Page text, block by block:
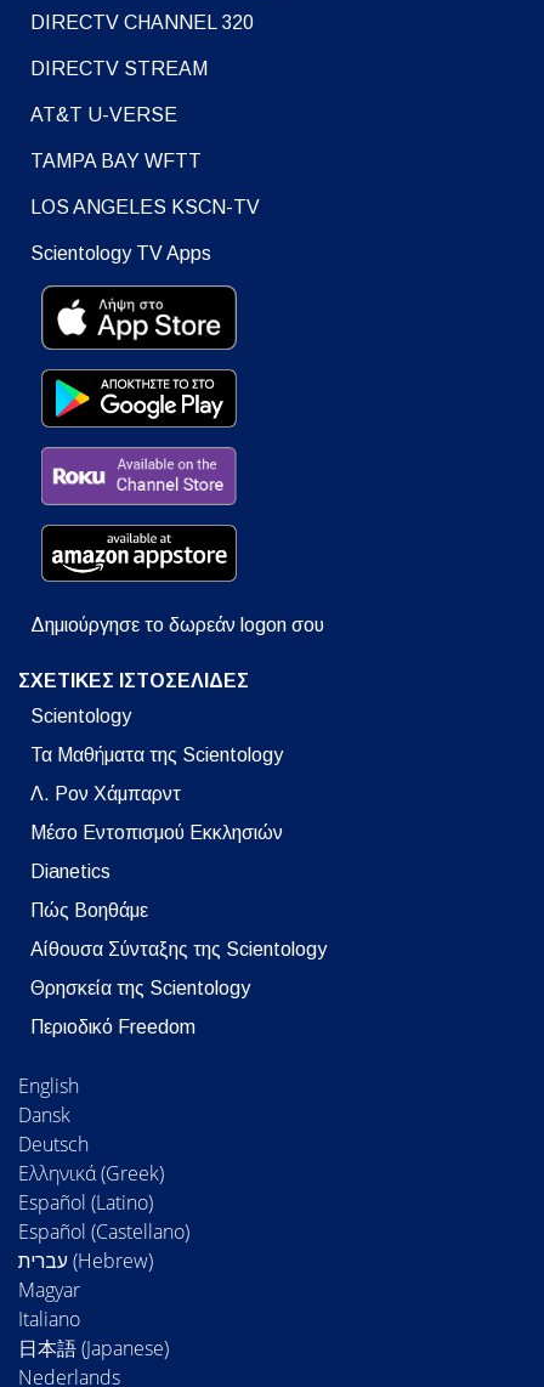
DIRECTV CHANNEL 320
DIRECTV STREAM
AT&T U-VERSE
TAMPA BAY WFTT
LOS ANGELES KSCN-TV
Scientology TV Apps
Δημιούργησε το δωρεάν logon σου
ΣΧΕΤΙΚΕΣ ΙΣΤΟΣΕΛΙΔΕΣ
Scientology
Τα Μαθήματα της Scientology
Λ. Ρον Χάμπαρντ
Μέσο Εντοπισμού Εκκλησιών
Dianetics
Πώς Βοηθάμε
Αίθουσα Σύνταξης της Scientology
Θρησκεία της Scientology
Περιοδικό Freedom
English
Dansk
Deutsch
Ελληνικά (Greek)
Español (Latino)
Español (Castellano)
Magyar
Italiano
日本語 (Japanese)
Nederlands